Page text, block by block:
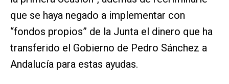
que se haya negado a implementar con
“fondos propios” de la Junta el dinero que ha
transferido el Gobierno de Pedro Sánchez a
Andalucía para estas ayudas.